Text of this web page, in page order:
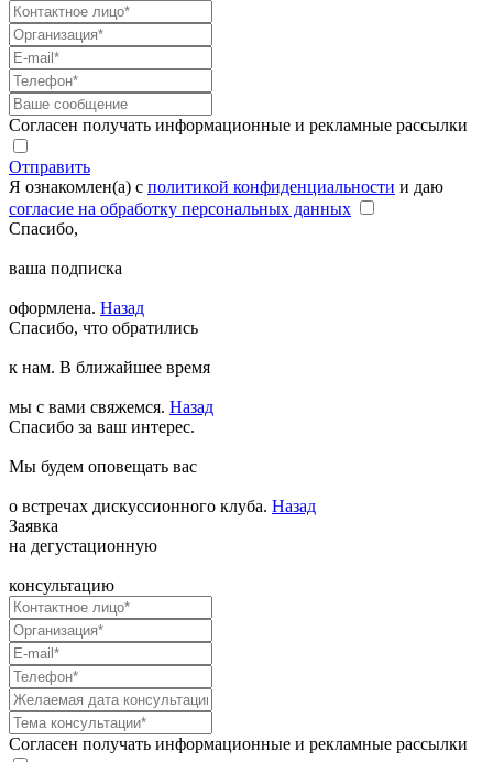
Согласен получать информационные и рекламные рассылки
Отправить
Я ознакомлен(а) с политикой конфиденциальности и даю
согласие на обработку персональных данных
Спасибо,
ваша подписка
оформлена. Назад
Спасибо, что обратились
к нам. В ближайшее время
мы с вами свяжемся. Назад
Спасибо за ваш интерес.
Мы будем оповещать вас
о встречах дискуссионного клуба. Назад
Заявка
на дегустационную
консультацию
Согласен получать информационные и рекламные рассылки